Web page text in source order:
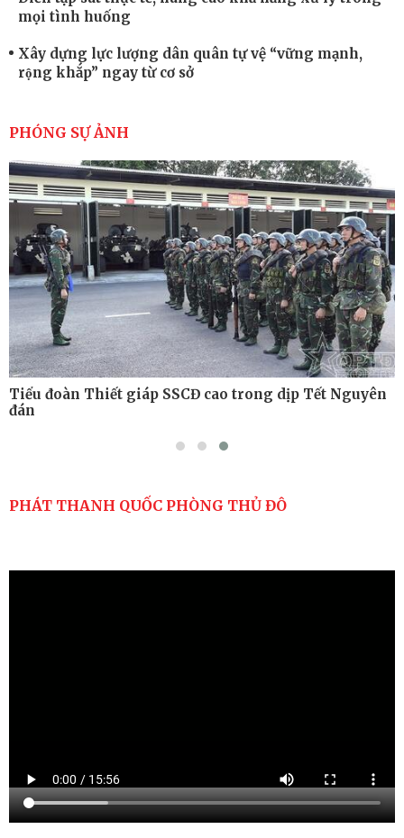
mọi tình huống
Xây dựng lực lượng dân quân tự vệ “vững mạnh,
rộng khắp” ngay từ cơ sở
cao sức mạnh chiến đấu
Tiểu đoàn Thiết giáp hoàn thành tốt diễn tập chiến
thuật có bắn đạn thật
Nơi sinh viên rèn ý trí, luyện kỹ năng
PHÓNG SỰ ẢNH
trong dịp Tết Nguyên
Bộ Tư lệnh Thủ đô và các tổ
PHÁT THANH QUỐC PHÒNG THỦ ĐÔ